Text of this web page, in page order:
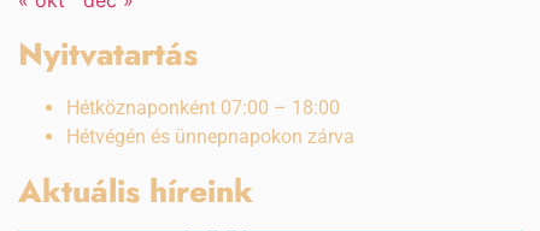
Nyitvatartás
Hétköznaponként 07:00 – 18:00
Hétvégén és ünnepnapokon zárva
Aktuális híreink